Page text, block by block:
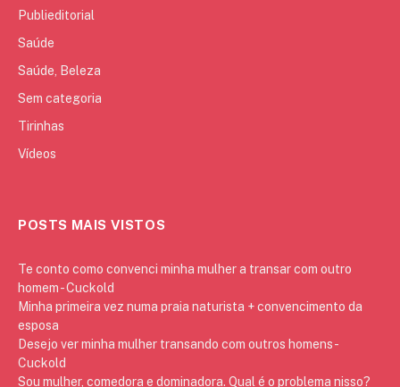
Publieditorial
Saúde
Saúde, Beleza
Sem categoria
Tirinhas
Vídeos
POSTS MAIS VISTOS
Te conto como convenci minha mulher a transar com outro
homem - Cuckold
Minha primeira vez numa praia naturista + convencimento da
esposa
Desejo ver minha mulher transando com outros homens -
Cuckold
Sou mulher, comedora e dominadora. Qual é o problema nisso?